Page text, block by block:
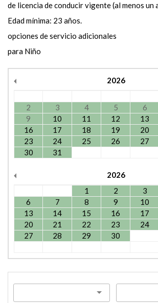
de licencia de conducir vigente (al menos un
Edad mínima: 23 años.
opciones de servicio adicionales
para Niño
2026
2
3 4 5 6
9
10 11 12 13
16
17 18 19 20
23
24 25 26 27
30
31
2026
1
2 3
6
7 8 9 10
13
14 15 16 17
20
21 22 23 24
27
28 29 30